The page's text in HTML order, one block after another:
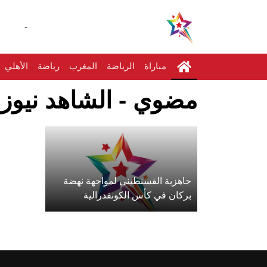
-
مباراة الرياضة المغرب رياضة الأهلي
مضوي - الشاهد نيوز
جاهزية القسنطيني لمواجهة نهضة
بركان في كأس الكونفدرالية